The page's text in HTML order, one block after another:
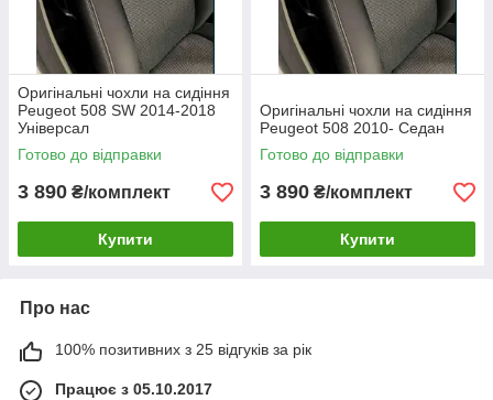
Оригінальні чохли на сидіння
Peugeot 508 SW 2014-2018
Універсал
Готово до відправки
3 890 ₴/комплект
Купити
Оригінальні чохли на сидіння
Peugeot 508 2010- Седан
Готово до відправки
3 890 ₴/комплект
Купити
Про нас
100% позитивних з 25 відгуків за рік
Працює з 05.10.2017